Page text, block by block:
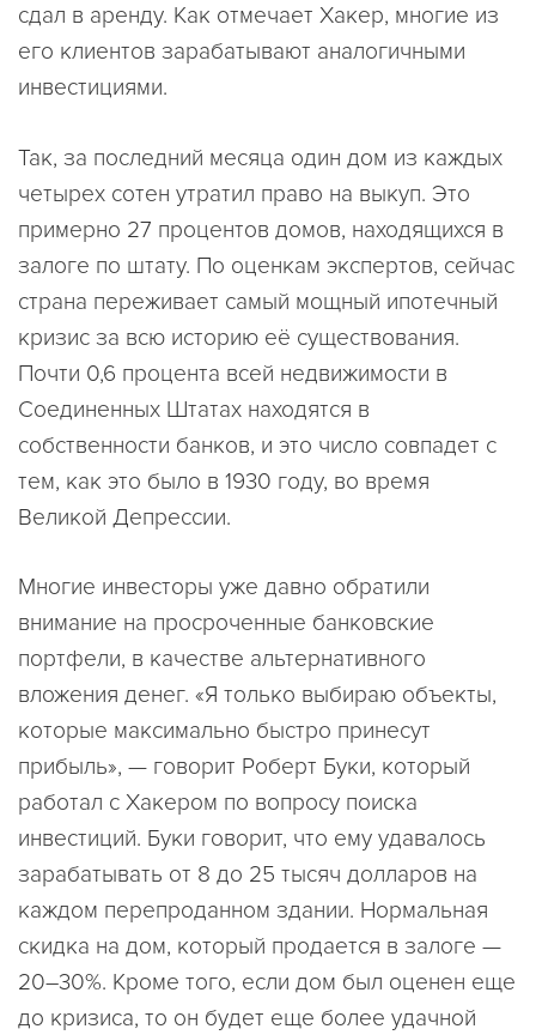
сдал в аренду. Как отмечает Хакер, многие из
его клиентов зарабатывают аналогичными
инвестициями.
Так, за последний месяца один дом из каждых
четырех сотен утратил право на выкуп. Это
примерно 27 процентов домов, находящихся в
залоге по штату. По оценкам экспертов, сейчас
страна переживает самый мощный ипотечный
кризис за всю историю её существования.
Почти 0,6 процента всей недвижимости в
Соединенных Штатах находятся в
собственности банков, и это число совпадет с
тем, как это было в 1930 году, во время
Великой Депрессии.
Многие инвесторы уже давно обратили
внимание на просроченные банковские
портфели, в качестве альтернативного
вложения денег. «Я только выбираю объекты,
которые максимально быстро принесут
прибыль», — говорит Роберт Буки, который
работал с Хакером по вопросу поиска
инвестиций. Буки говорит, что ему удавалось
зарабатывать от 8 до 25 тысяч долларов на
каждом перепроданном здании. Нормальная
скидка на дом, который продается в залоге —
20–30%. Кроме того, если дом был оценен еще
до кризиса, то он будет еще более удачной